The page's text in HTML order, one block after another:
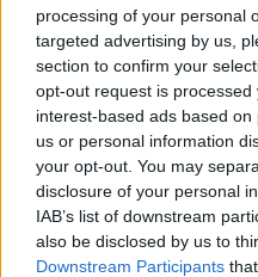
processing of your personal
targeted advertising by us,
section to confirm your
opt-out request is
interest-based ads based
us or personal information
your opt-out. You may
disclosure of your personal
IAB’s list of downstream
also be disclosed by us to
Downstream Participants
— STEVEN ELLIS
MAY 12, 2023
Jos twiitti ei näy laitteellasi
Lue myös:Älytön torjunta!
huimaan torjuntaan oman
tilanteesta